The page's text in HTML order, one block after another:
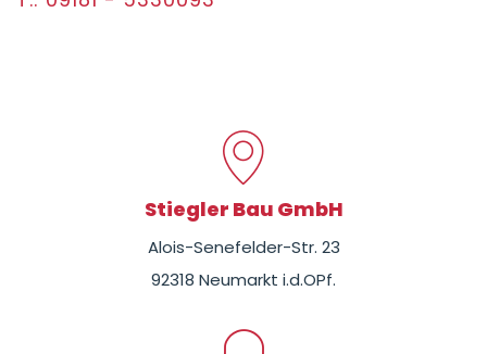
Stiegler Bau GmbH
Alois-Senefelder-Str. 23
92318 Neumarkt i.d.OPf.